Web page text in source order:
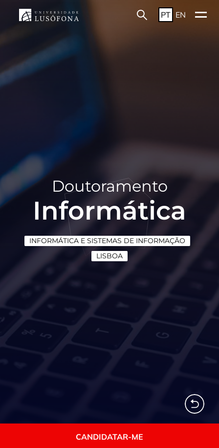
PT EN
Doutoramento
Informática
INFORMÁTICA E SISTEMAS DE INFORMAÇÃO
LISBOA
CANDIDATAR-ME